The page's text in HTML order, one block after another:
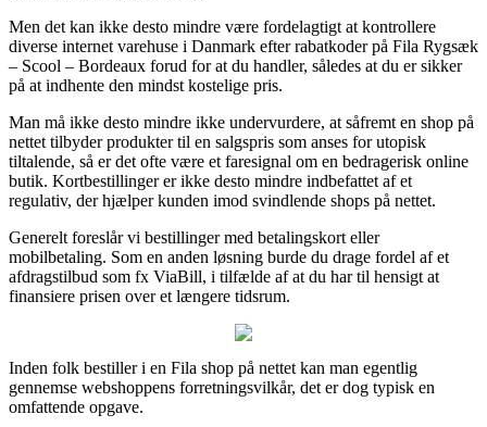
Men det kan ikke desto mindre være fordelagtigt at kontrollere
diverse internet varehuse i Danmark efter rabatkoder på Fila Rygsæk
– Scool – Bordeaux forud for at du handler, således at du er sikker
på at indhente den mindst kostelige pris.
Man må ikke desto mindre ikke undervurdere, at såfremt en shop på
nettet tilbyder produkter til en salgspris som anses for utopisk
tiltalende, så er det ofte være et faresignal om en bedragerisk online
butik. Kortbestillinger er ikke desto mindre indbefattet af et
regulativ, der hjælper kunden imod svindlende shops på nettet.
Generelt foreslår vi bestillinger med betalingskort eller
mobilbetaling. Som en anden løsning burde du drage fordel af et
afdragstilbud som fx ViaBill, i tilfælde af at du har til hensigt at
finansiere prisen over et længere tidsrum.
Inden folk bestiller i en Fila shop på nettet kan man egentlig
gennemse webshoppens forretningsvilkår, det er dog typisk en
omfattende opgave.